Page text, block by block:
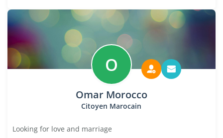
O
Omar Morocco
Citoyen Marocain
Looking for love and marriage